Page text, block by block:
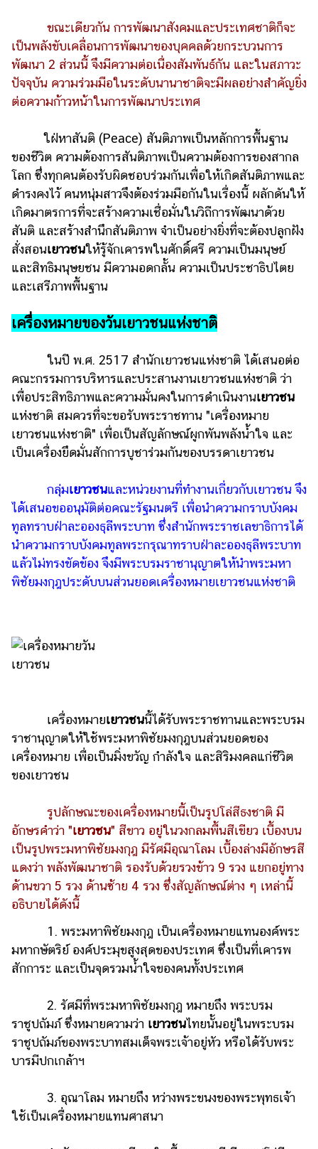
ขณะเดียวกัน การพัฒนาสังคมและประเทศชาติก็จะ
เป็นพลังขับเคลื่อนการพัฒนาของบุคคลด้วยกระบวนการ
พัฒนา 2 ส่วนนี้ จึงมีความต่อเนื่องสัมพันธ์กัน และในสภาวะ
ปัจจุบัน ความร่วมมือในระดับนานาชาติจะมีผลอย่างสำคัญยิ่ง
ต่อความก้าวหน้าในการพัฒนาประเทศ
ใฝ่หาสันติ (Peace) สันติภาพเป็นหลักการพื้นฐาน
ของชีวิต ความต้องการสันติภาพเป็นความต้องการของสากล
โลก ซึ่งทุกคนต้องรับผิดชอบร่วมกันเพื่อให้เกิดสันติภาพและ
ดำรงคงไว้ คนหนุ่มสาวจึงต้องร่วมมือกันในเรื่องนี้ ผลักดันให้
เกิดมาตรการที่จะสร้างความเชื่อมั่นในวิถีการพัฒนาด้วย
สันติ และสร้างสำนึกสันติภาพ จำเป็นอย่างยิ่งที่จะต้องปลูกฝัง
สั่งสอนเยาวชนให้รู้จักเคารพในศักดิ์ศรี ความเป็นมนุษย์
และสิทธิมนุษยชน มีความอดกลั้น ความเป็นประชาธิปไตย
และเสรีภาพพื้นฐาน
เครื่องหมายของวันเยาวชนแห่งชาติ
ในปี พ.ศ. 2517 สำนักเยาวชนแห่งชาติ ได้เสนอต่อ
คณะกรรมการบริหารและประสานงานเยาวชนแห่งชาติ ว่า
เพื่อประสิทธิภาพและความมั่นคงในการดำเนินงานเยาวชน
แห่งชาติ สมควรที่จะขอรับพระราชทาน "เครื่องหมาย
เยาวชนแห่งชาติ" เพื่อเป็นสัญลักษณ์ผูกพันพลังน้ำใจ และ
เป็นเครื่องยึดมั่นสักการบูชาร่วมกันของบรรดาเยาวชน
กลุ่มเยาวชนและหน่วยงานที่ทำงานเกี่ยวกับเยาวชน จึง
ได้เสนอขออนุมัติต่อคณะรัฐมนตรี เพื่อนำความกราบบังคม
ทูลทราบฝ่าละอองธุลีพระบาท ซึ่งสำนักพระราชเลขาธิการได้
นำความกราบบังคมทูลพระกรุณาทราบฝ่าละอองธุลีพระบาท
แล้วไม่ทรงขัดข้อง จึงมีพระบรมราชานุญาตให้นำพระมหา
พิชัยมงกุฎประดับบนส่วนยอดเครื่องหมายเยาวชนแห่งชาติ
เครื่องหมายเยาวชนนี้ได้รับพระราชทานและพระบรม
ราชานุญาตให้ใช้พระมหาพิชัยมงกุฎบนส่วนยอดของ
เครื่องหมาย เพื่อเป็นมิ่งขวัญ กำลังใจ และสิริมงคลแก่ชีวิต
ของเยาวชน
รูปลักษณะของเครื่องหมายนี้เป็นรูปโล่สีธงชาติ มี
อักษรคำว่า "เยาวชน" สีขาว อยู่ในวงกลมพื้นสีเขียว เบื้องบน
เป็นรูปพระมหาพิชัยมงกุฎ มีรัศมีอุณาโลม เบื้องล่างมีอักษรสี
แดงว่า พลังพัฒนาชาติ รองรับด้วยรวงข้าว 9 รวง แยกอยู่ทาง
ด้านขวา 5 รวง ด้านซ้าย 4 รวง ซึ่งสัญลักษณ์ต่าง ๆ เหล่านี้
อธิบายได้ดังนี้
1. พระมหาพิชัยมงกุฎ เป็นเครื่องหมายแทนองค์พระ
มหากษัตริย์ องค์ประมุขสูงสุดของประเทศ ซึ่งเป็นที่เคารพ
สักการะ และเป็นจุดรวมน้ำใจของคนทั้งประเทศ
2. รัศมีที่พระมหาพิชัยมงกุฎ หมายถึง พระบรม
ราชูปถัมภ์ ซึ่งหมายความว่า เยาวชนไทยนั้นอยู่ในพระบรม
ราชูปถัมภ์ของพระบาทสมเด็จพระเจ้าอยู่หัว หรือได้รับพระ
บารมีปกเกล้าฯ
3. อุณาโลม หมายถึง หว่างพระขนงของพระพุทธเจ้า
ใช้เป็นเครื่องหมายแทนศาสนา